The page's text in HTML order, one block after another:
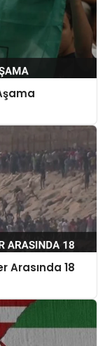
Arasında 18